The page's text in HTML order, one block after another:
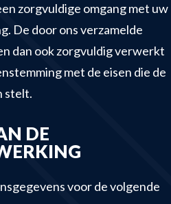
parts
systems
zorgvuldige omgang met uw
De door ons verzamelde
dan ook zorgvuldig verwerkt
met de eisen die de
stelt.
DE
voor de volgende